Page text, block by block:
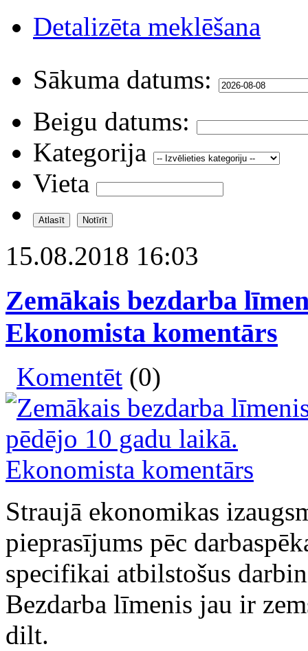
Detalizēta meklēšana
Sākuma datums:
Beigu datums:
Kategorija
Vieta
15.08.2018 16:03
Zemākais bezdarba
Ekonomista komentārs
Komentēt (0)
Straujā ekonomikas
pieprasījums pēc
specifikai atbilstošus
Bezdarba līmenis jau ir
dilt.